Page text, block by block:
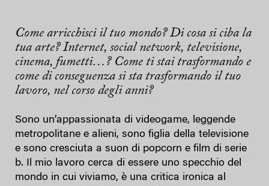
Come arricchisci il tuo mondo? Di cosa si ciba la
tua arte? Internet, social network, televisione,
cinema, fumetti…? Come ti stai trasformando e
come di conseguenza si sta trasformando il tuo
lavoro, nel corso degli anni?
Sono un’appassionata di videogame, leggende
metropolitane e alieni, sono figlia della televisione
e sono cresciuta a suon di popcorn e film di serie
b. Il mio lavoro cerca di essere uno specchio del
mondo in cui viviamo, è una critica ironica al